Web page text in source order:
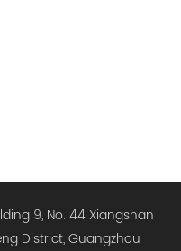
9, No. 44 Xiangshan
District, Guangzhou